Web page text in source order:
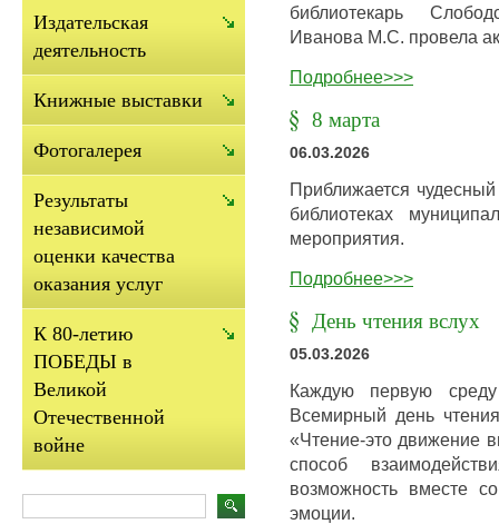
библиотекарь
Иванова М.С. провела
Подробнее>>>
8 марта
06.03.2026
Приближается
библиотеках
мероприятия.
Подробнее>>>
День чтения вслух
05.03.2026
Каждую первую
Всемирный день
«Чтение-это движение
способ
возможность вместе
эмоции.
Издательская
деятельность
Книжные выставки
Фотогалерея
Результаты
независимой
оценки качества
оказания услуг
К 80-летию
ПОБЕДЫ в
Великой
Отечественной
войне